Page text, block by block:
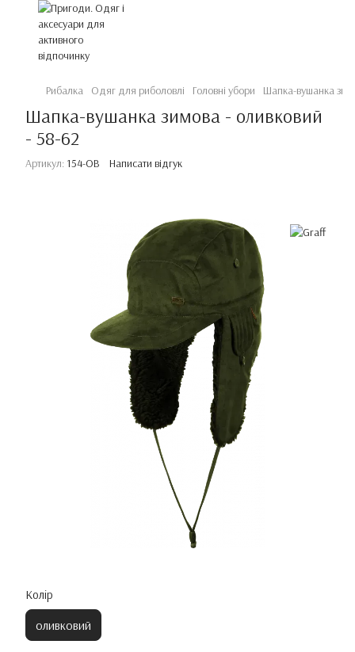
Рибалка Одяг для риболовлі Головні убори Шапка-вушанка
Шапка-вушанка зимова - оливковий
- 58-62
Артикул: 154-OB Написати відгук
Колір
оливковий